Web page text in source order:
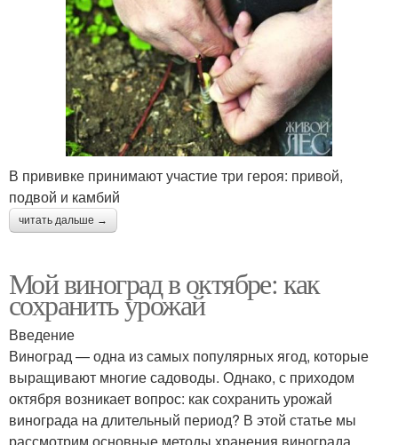
В прививке принимают участие три героя: привой,
подвой и камбий
читать дальше →
Мой виноград в октябре: как
сохранить урожай
Введение
Виноград — одна из самых популярных ягод, которые
выращивают многие садоводы. Однако, с приходом
октября возникает вопрос: как сохранить урожай
винограда на длительный период? В этой статье мы
рассмотрим основные методы хранения винограда,